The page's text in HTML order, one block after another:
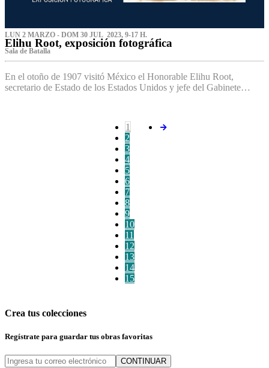
LUN 2 MARZO - DOM 30 JUL 2023, 9-17 H.
Elihu Root, exposición fotográfica
Sala de Batalla
En el otoño de 1907 visitó México el Honorable Elihu Root,
secretario de Estado de los Estados Unidos y jefe del Gabinete…
1
2
3
4
5
6
7
8
9
10
11
12
13
14
15
Crea tus colecciones
Regístrate para guardar tus obras favoritas
CONTINUAR